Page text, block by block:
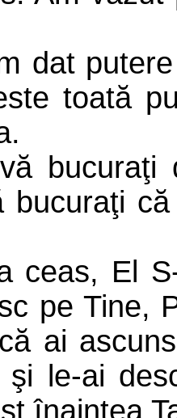
dat
toată
bucuraţi
bucuraţi
ceas, El
pe Tine,
ai
le-ai
înaintea